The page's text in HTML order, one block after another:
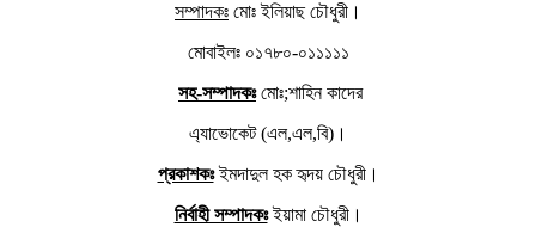
সম্পাদকঃ মোঃ ইলিয়াছ চৌধুরী।
মোবাইলঃ ০১৭৮০-০১১১১১
সহ-সম্পাদকঃমোঃ;শাহিন কাদের
এ্যাভোকেট (এল,এল,বি)।
প্রকাশকঃইমদাদুল হক হৃদয় চৌধুরী।
নির্বাহী সম্পাদকঃইয়ামা চৌধুরী।